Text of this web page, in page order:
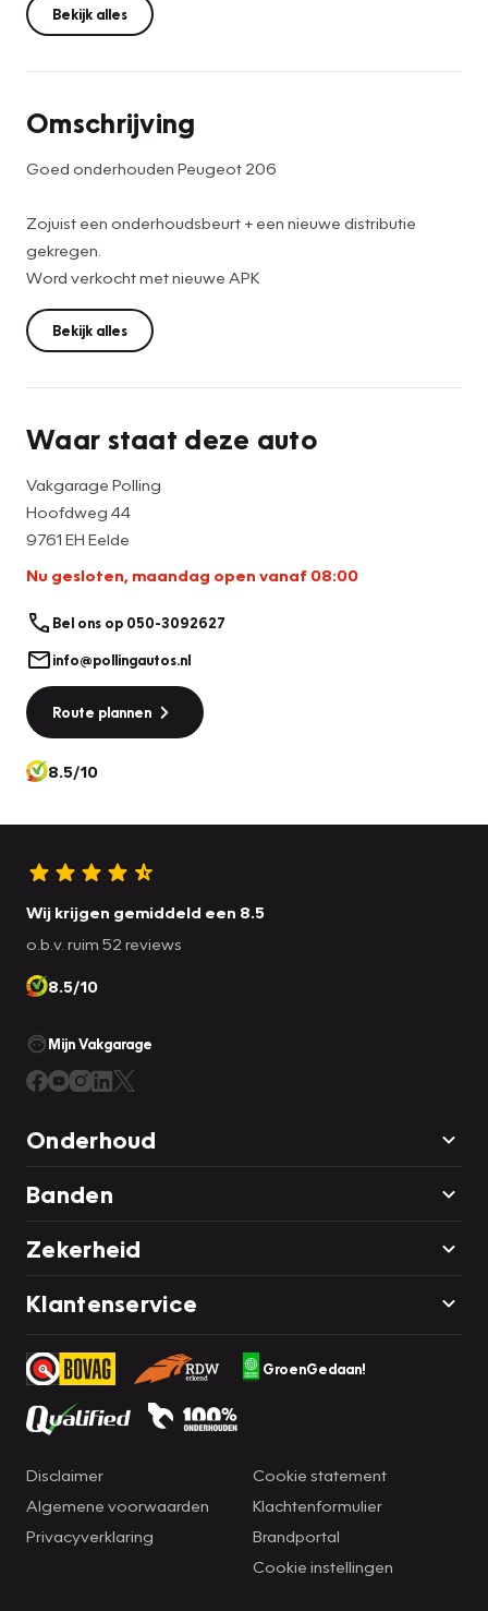
Bekijk alles
Omschrijving
Goed onderhouden Peugeot 206
Zojuist een onderhoudsbeurt + een nieuwe distributie
gekregen.
Word verkocht met nieuwe APK
Bekijk alles
Waar staat deze auto
Vakgarage Polling
Hoofdweg 44
9761 EH Eelde
Nu gesloten, maandag open vanaf 08:00
Bel ons op 050-3092627
info@pollingautos.nl
Route plannen
8.5/10
Wij krijgen gemiddeld een 8.5
o.b.v. ruim 52 reviews
8.5/10
Mijn Vakgarage
Onderhoud
Banden
Zekerheid
Klantenservice
GroenGedaan!
Disclaimer
Algemene voorwaarden
Privacyverklaring
Cookie statement
Klachtenformulier
Brandportal
Cookie instellingen